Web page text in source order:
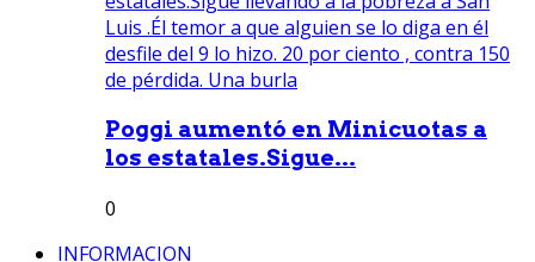
Poggi aumentó en Minicuotas a
los estatales.Sigue...
0
INFORMACION